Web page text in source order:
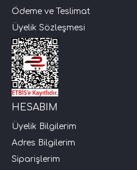
Ödeme ve Teslimat
Üyelik Sözleşmesi
HESABIM
Üyelik Bilgilerim
Adres Bilgilerim
Siparişlerim